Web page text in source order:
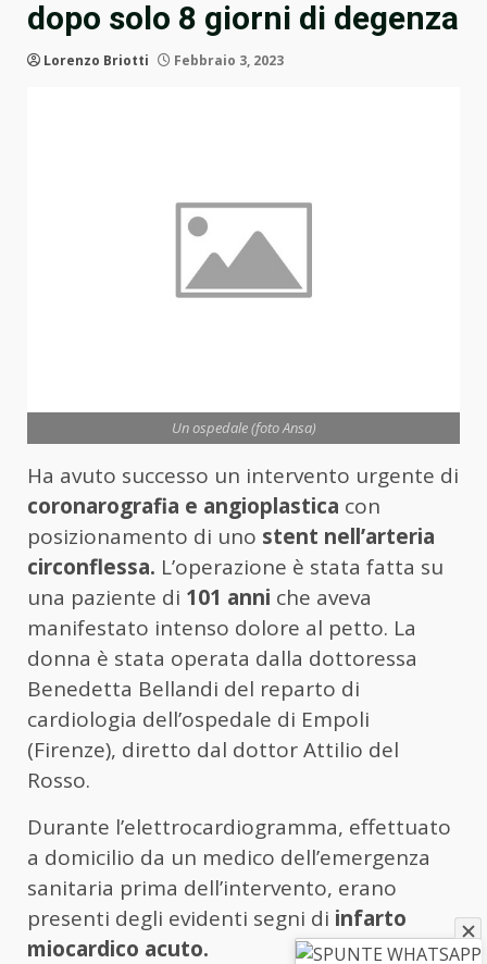
dopo solo 8 giorni di degenza
Lorenzo Briotti Febbraio 3, 2023
Un ospedale (foto Ansa)
Ha avuto successo un intervento urgente di
coronarografia e angioplastica con
posizionamento di uno stent nell’arteria
circonflessa. L’operazione è stata fatta su
una paziente di 101 anni che aveva
manifestato intenso dolore al petto. La
donna è stata operata dalla dottoressa
Benedetta Bellandi del reparto di
cardiologia dell’ospedale di Empoli
(Firenze), diretto dal dottor Attilio del
Rosso.
Durante l’elettrocardiogramma, effettuato
a domicilio da un medico dell’emergenza
sanitaria prima dell’intervento, erano
presenti degli evidenti segni di infarto
miocardico acuto.